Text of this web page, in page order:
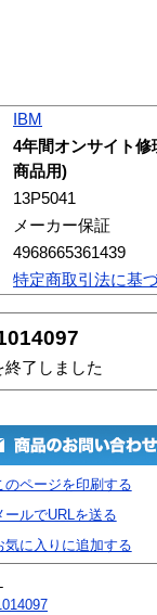
IBM
4年間オンサイト
商品用)
13P5041
メーカー保証
4968665361439
特定商取引法に基
了しました
ページを印刷する
ルでURLを送る
気に入りに追加する